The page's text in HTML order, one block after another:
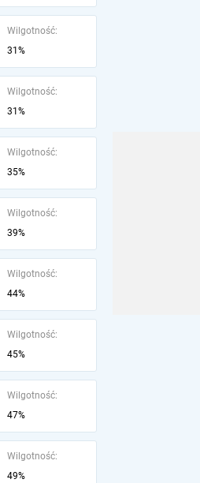
Wilgotność:
31%
Wilgotność:
31%
Wilgotność:
35%
Wilgotność:
39%
Wilgotność:
44%
Wilgotność:
45%
Wilgotność:
47%
Wilgotność:
49%